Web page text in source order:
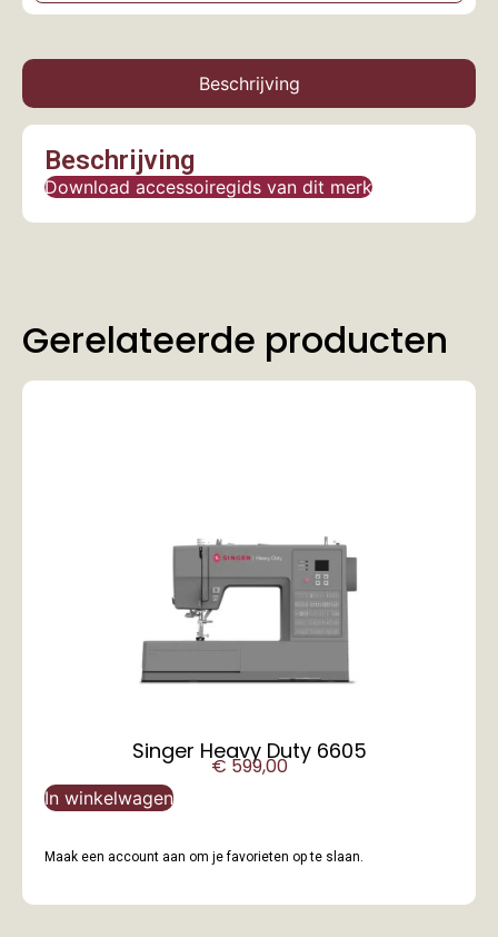
Beschrijving
Beschrijving
Download accessoiregids van dit merk
Gerelateerde producten
Singer Heavy Duty 6605
€599,00
In winkelwagen
Maak een account aan om je favorieten op te slaan.